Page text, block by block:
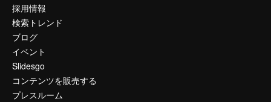
採用情報
検索トレンド
ブログ
イベント
Slidesgo
コンテンツを販売する
プレスルーム